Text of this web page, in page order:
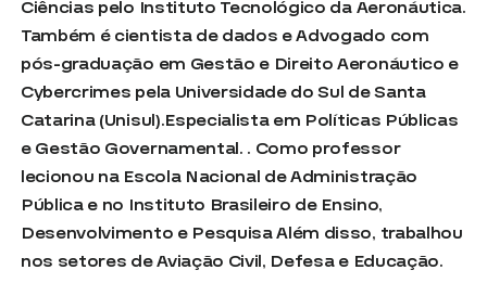
Ciências pelo Instituto Tecnológico da Aeronáutica.
Também é cientista de dados e Advogado com
pós-graduação em Gestão e Direito Aeronáutico e
Cybercrimes pela Universidade do Sul de Santa
Catarina (Unisul).Especialista em Políticas Públicas
e Gestão Governamental. . Como professor
lecionou na Escola Nacional de Administração
Pública e no Instituto Brasileiro de Ensino,
Desenvolvimento e Pesquisa Além disso, trabalhou
nos setores de Aviação Civil, Defesa e Educação.